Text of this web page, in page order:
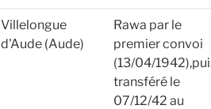
Lieu de
naissance
Données de
rapatriement
Villelongue
d'Aude (Aude)
Rawa par le
premier convoi
(13/04/
transféré le
07/12/42 au